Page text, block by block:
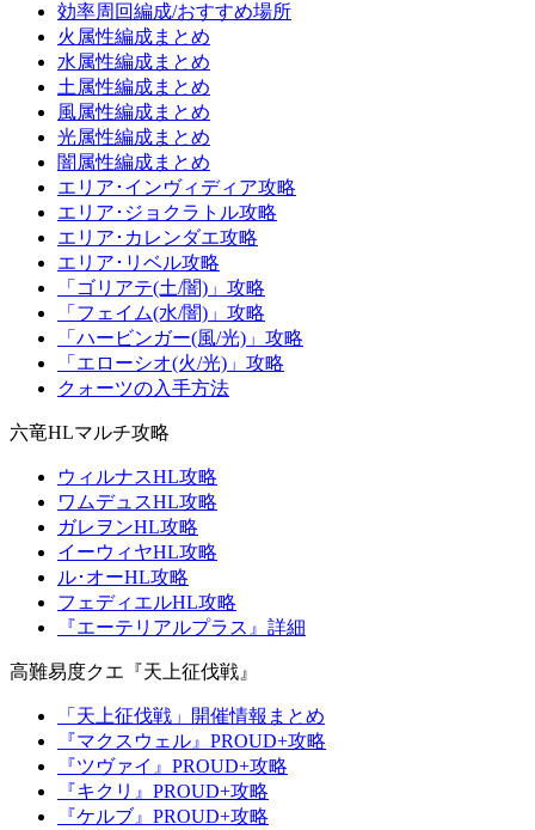
効率周回編成/おすすめ場所
火属性編成まとめ
水属性編成まとめ
土属性編成まとめ
風属性編成まとめ
光属性編成まとめ
闇属性編成まとめ
エリア･インヴィディア攻略
エリア･ジョクラトル攻略
エリア･カレンダエ攻略
エリア･リベル攻略
「ゴリアテ(土/闇)」攻略
「フェイム(水/闇)」攻略
「ハービンガー(風/光)」攻略
「エローシオ(火/光)」攻略
クォーツの入手方法
六竜HLマルチ攻略
ウィルナスHL攻略
ワムデュスHL攻略
ガレヲンHL攻略
イーウィヤHL攻略
ル･オーHL攻略
フェディエルHL攻略
『エーテリアルプラス』詳細
高難易度クエ『天上征伐戦』
「天上征伐戦」開催情報まとめ
『マクスウェル』PROUD+攻略
『ツヴァイ』PROUD+攻略
『キクリ』PROUD+攻略
『ケルブ』PROUD+攻略